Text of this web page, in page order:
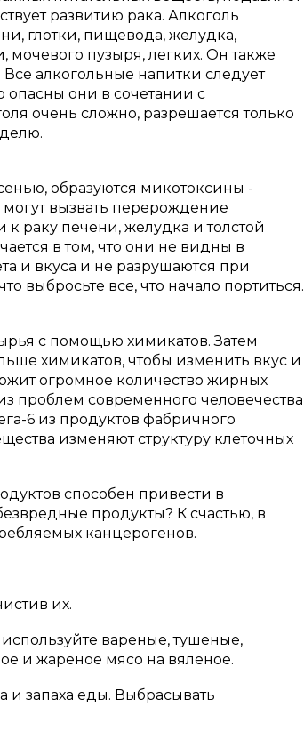
развитию рака. Алкоголь
глотки, пищевода, желудка,
пузыря, легких. Он также
Все алкогольные напитки следует
опасны они в сочетании с
очень сложно, разрешается только
образуются микотоксины -
вызвать перерождение
к раку печени, желудка и толстой
в том, что они не видны в
и вкуса и не разрушаются при
выбросьте все, что начало портиться.
с помощью химикатов.Затем
химикатов, чтобы изменить вкус и
огромное количество жирных
проблем современного человечества
6 из продуктов фабричного
изменяют структуру клеточных
способен привести в
продукты? К счастью, в
канцерогенов.
их.
вареные, тушеные,
и жареное мясо на вяленое.
и запаха еды. Выбрасывать